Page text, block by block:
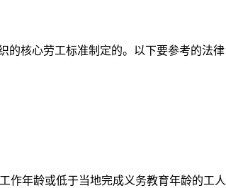
核心劳工标准制定的。以下要参考的法律
年龄或低于当地完成义务教育年龄的工人